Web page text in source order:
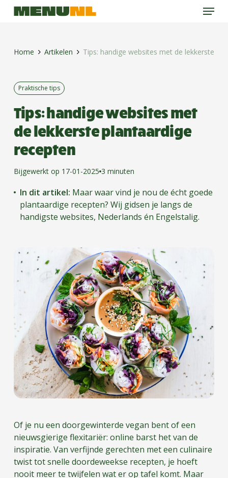
Skip
Menu
Home Artikelen Tips: handige websites met de lekkerste
Praktische tips
Tips: handige websites met
de lekkerste plantaardige
recepten
Bijgewerkt op 17-01-2025 3 minuten
In dit artikel: Maar waar vind je nou de écht goede
plantaardige recepten? Wij gidsen je langs de
handigste websites, Nederlands én Engelstalig.
Of je nu een doorgewinterde vegan bent of een
nieuwsgierige flexitariër: online barst het van de
inspiratie. Van verfijnde gerechten met een culinaire
twist tot snelle doordeweekse recepten, je hoeft
nooit meer te twijfelen wat er op tafel komt. Maar